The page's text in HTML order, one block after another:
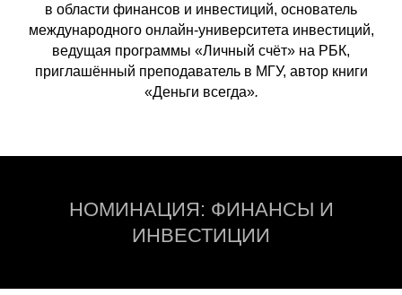
в области финансов и инвестиций, основатель
международного онлайн-университета инвестиций,
ведущая программы «Личный счёт» на РБК,
приглашённый преподаватель в МГУ, автор книги
«Деньги всегда».
НОМИНАЦИЯ: ФИНАНСЫ И
ИНВЕСТИЦИИ